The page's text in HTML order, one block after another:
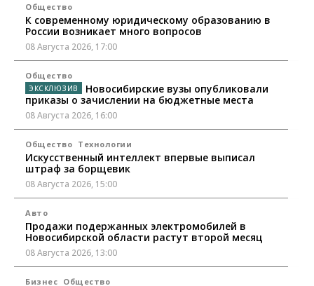
Общество
К современному юридическому образованию в
России возникает много вопросов
08 Августа 2026, 17:00
Общество
Новосибирские вузы опубликовали
приказы о зачислении на бюджетные места
08 Августа 2026, 16:00
Общество Технологии
Искусственный интеллект впервые выписал
штраф за борщевик
08 Августа 2026, 15:00
Авто
Продажи подержанных электромобилей в
Новосибирской области растут второй месяц
08 Августа 2026, 13:00
Бизнес Общество